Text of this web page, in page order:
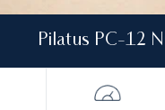
Pilatus PC-12